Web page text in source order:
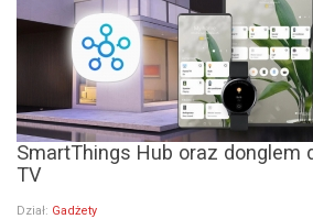
SmartThings Hub oraz donglem
TV
Dział: Gadżety